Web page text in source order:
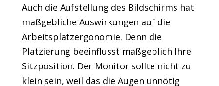
Auch die Aufstellung des Bildschirms hat
maßgebliche Auswirkungen auf die
Arbeitsplatzergonomie. Denn die
Platzierung beeinflusst maßgeblich Ihre
Sitzposition. Der Monitor sollte nicht zu
klein sein, weil das die Augen unnötig